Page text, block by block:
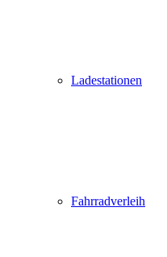
Ladestationen
Fahrradverleih